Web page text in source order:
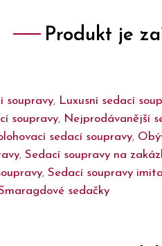
Produkt je
soupravy, Luxusní sedací
soupravy, Nejprodávanější
sedací soupravy,
, Sedací soupravy na
, Sedací soupravy
sedačky